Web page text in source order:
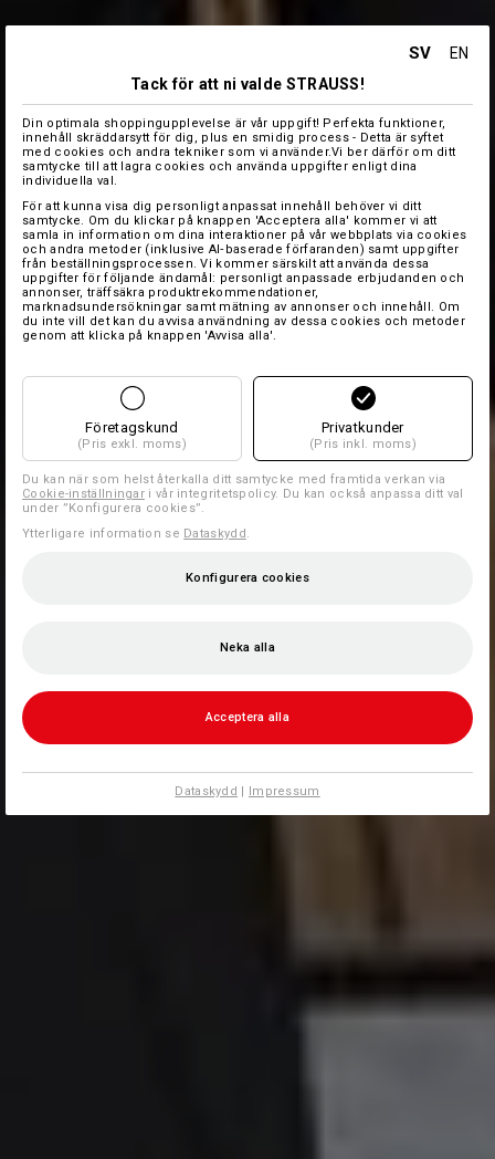
SV
EN
Tack för att ni valde STRAUSS!
Din optimala shoppingupplevelse är vår uppgift! Perfekta funktioner,
innehåll skräddarsytt för dig, plus en smidig process - Detta är syftet
med cookies och andra tekniker som vi använder.Vi ber därför om ditt
samtycke till att lagra cookies och använda uppgifter enligt dina
individuella val.
För att kunna visa dig personligt anpassat innehåll behöver vi ditt
samtycke. Om du klickar på knappen 'Acceptera alla' kommer vi att
samla in information om dina interaktioner på vår webbplats via cookies
och andra metoder (inklusive AI‑baserade förfaranden) samt uppgifter
från beställningsprocessen. Vi kommer särskilt att använda dessa
uppgifter för följande ändamål: personligt anpassade erbjudanden och
annonser, träffsäkra produktrekommendationer,
marknadsundersökningar samt mätning av annonser och innehåll. Om
du inte vill det kan du avvisa användning av dessa cookies och metoder
genom att klicka på knappen 'Avvisa alla'.
Företagskund
(Pris exkl. moms)
Privatkunder
(Pris inkl. moms)
Du kan när som helst återkalla ditt samtycke med framtida verkan via
Cookie-inställningar i vår integritetspolicy. Du kan också anpassa ditt val
under ”Konfigurera cookies”.
Ytterligare information se Dataskydd.
Konfigurera cookies
Neka alla
Acceptera alla
Dataskydd | Impressum